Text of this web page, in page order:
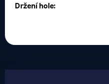
Držení hole: